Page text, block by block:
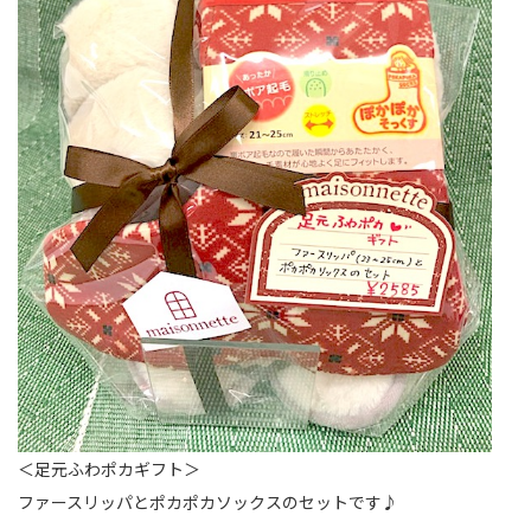
＜足元ふわポカギフト＞
ファースリッパとポカポカソックスのセットです♪